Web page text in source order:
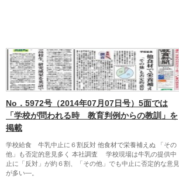
No．5972号（2014年07月07日号）5面では
「学校が問われる時 教育判例からの教訓」を
掲載
学校給食 牛乳中止に６割反対 他食材で栄養補えぬ 「その
他」も否定的意見多く 本社調査 学校現場は牛乳の提供中
止に「反対」が約６割、「その他」でも中止に否定的な意見
が多い―。